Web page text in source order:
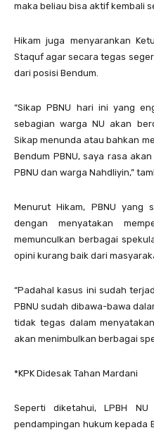
maka beliau bisa aktif kembali
Hikam juga menyarankan
Staquf agar secara tegas
dari posisi Bendum.
“Sikap PBNU hari ini yang
sebagian warga NU akan
Sikap menunda atau bahkan
Bendum PBNU, saya rasa
PBNU dan warga Nahdliyin,”
Menurut Hikam, PBNU yang
dengan menyatakan
memunculkan berbagai
opini kurang baik dari
“Padahal kasus ini sudah
PBNU sudah dibawa-bawa
tidak tegas dalam
akan menimbulkan berbagai
*KPK Didesak Tahan Mardani
Seperti diketahui, LPBH NU
pendampingan hukum kepada